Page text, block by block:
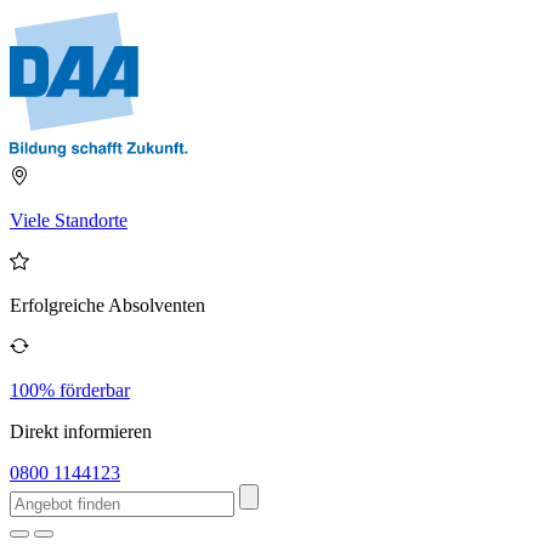
Viele Standorte
Erfolgreiche Absolventen
100% förderbar
Direkt informieren
0800 1144123